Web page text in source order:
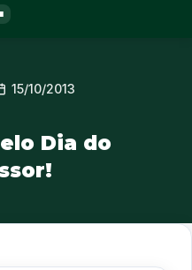
15/10/2013
Dia do